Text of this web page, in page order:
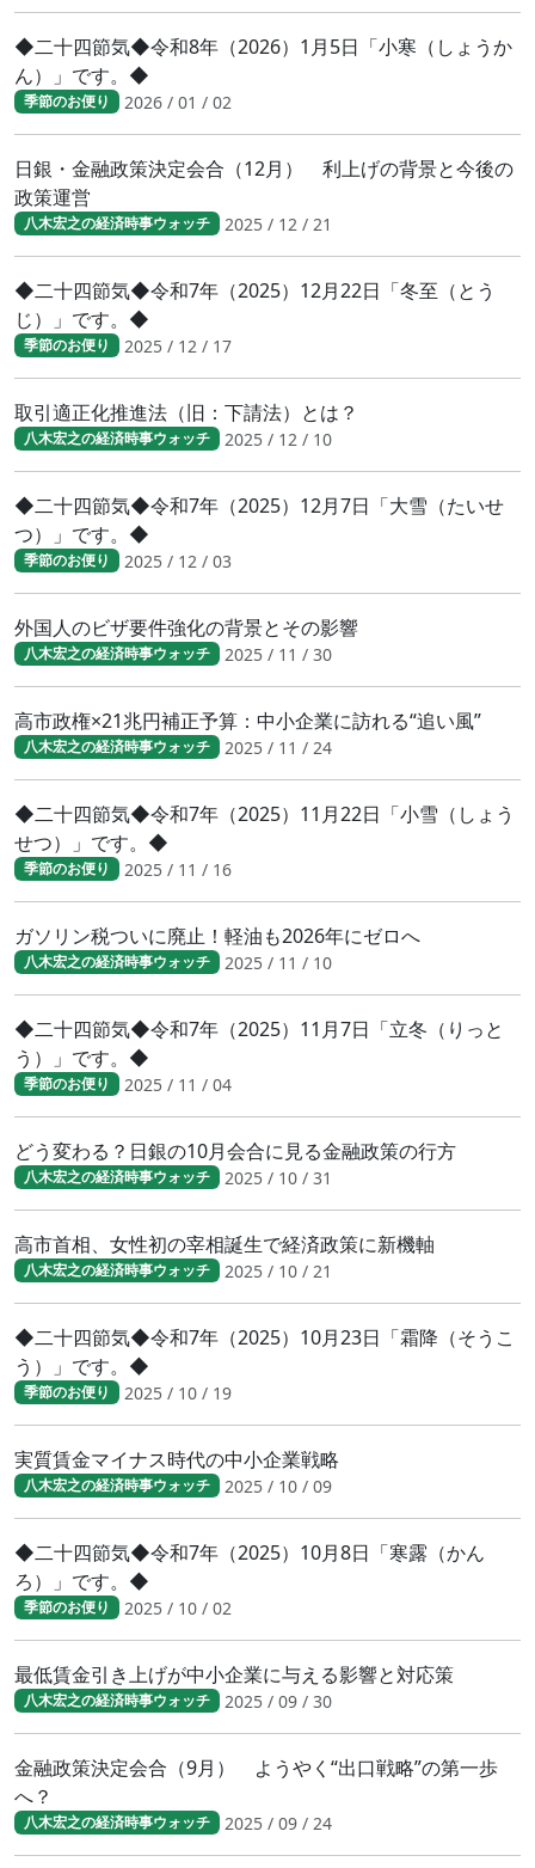
◆二十四節気◆令和8年（2026）1月5日「小寒（しょうか
ん）」です。◆
季節のお便り 2026 / 01 / 02
日銀・金融政策決定会合（12月） 利上げの背景と今後の
政策運営
八木宏之の経済時事ウォッチ 2025 / 12 / 21
◆二十四節気◆令和7年（2025）12月22日「冬至（とう
じ）」です。◆
季節のお便り 2025 / 12 / 17
取引適正化推進法（旧：下請法）とは？
八木宏之の経済時事ウォッチ 2025 / 12 / 10
◆二十四節気◆令和7年（2025）12月7日「大雪（たいせ
つ）」です。◆
季節のお便り 2025 / 12 / 03
外国人のビザ要件強化の背景とその影響
八木宏之の経済時事ウォッチ 2025 / 11 / 30
高市政権×21兆円補正予算：中小企業に訪れる“追い風”
八木宏之の経済時事ウォッチ 2025 / 11 / 24
◆二十四節気◆令和7年（2025）11月22日「小雪（しょう
せつ）」です。◆
季節のお便り 2025 / 11 / 16
ガソリン税ついに廃止！軽油も2026年にゼロへ
八木宏之の経済時事ウォッチ 2025 / 11 / 10
◆二十四節気◆令和7年（2025）11月7日「立冬（りっと
う）」です。◆
季節のお便り 2025 / 11 / 04
どう変わる？日銀の10月会合に見る金融政策の行方
八木宏之の経済時事ウォッチ 2025 / 10 / 31
高市首相、女性初の宰相誕生で経済政策に新機軸
八木宏之の経済時事ウォッチ 2025 / 10 / 21
◆二十四節気◆令和7年（2025）10月23日「霜降（そうこ
う）」です。◆
季節のお便り 2025 / 10 / 19
実質賃金マイナス時代の中小企業戦略
八木宏之の経済時事ウォッチ 2025 / 10 / 09
◆二十四節気◆令和7年（2025）10月8日「寒露（かん
ろ）」です。◆
季節のお便り 2025 / 10 / 02
最低賃金引き上げが中小企業に与える影響と対応策
八木宏之の経済時事ウォッチ 2025 / 09 / 30
金融政策決定会合（9月） ようやく“出口戦略”の第一歩
へ？
八木宏之の経済時事ウォッチ 2025 / 09 / 24